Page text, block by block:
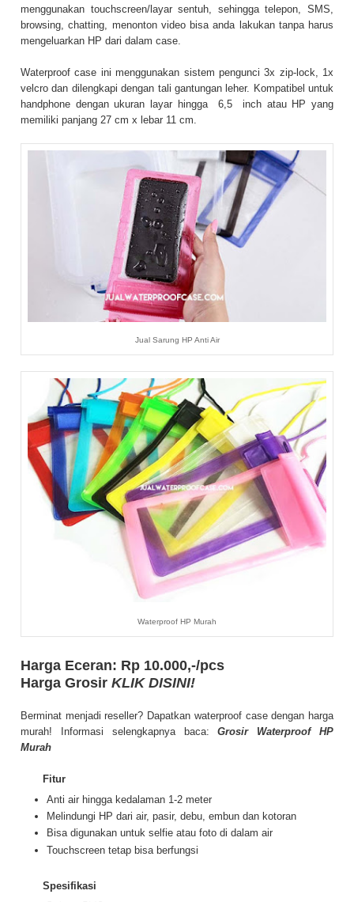
menggunakan touchscreen/layar sentuh, sehingga telepon, SMS,
browsing, chatting, menonton video bisa anda lakukan tanpa harus
mengeluarkan HP dari dalam case.
Waterproof case ini menggunakan sistem pengunci 3x zip-lock, 1x
velcro dan dilengkapi dengan tali gantungan leher. Kompatibel untuk
handphone dengan ukuran layar hingga 6,5 inch atau HP yang
memiliki panjang 27 cm x lebar 11 cm.
Jual Sarung HP Anti Air
Waterproof HP Murah
Harga Eceran: Rp 10.000,-/pcs
Harga Grosir KLIK DISINI!
Berminat menjadi reseller? Dapatkan waterproof case dengan harga
murah! Informasi selengkapnya baca:Grosir Waterproof HP
Murah
Fitur
Anti air hingga kedalaman 1-2 meter
Melindungi HP dari air, pasir, debu, embun dan kotoran
Bisa digunakan untuk selfie atau foto di dalam air
Touchscreen tetap bisa berfungsi
Spesifikasi